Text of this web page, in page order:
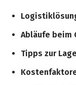
Abläufe beim
Tipps zur